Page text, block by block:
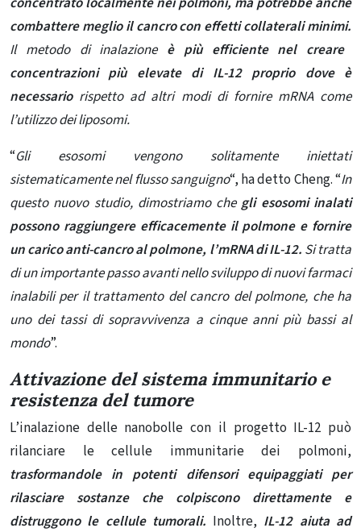
combattere meglio il cancro con effetti collaterali minimi.
Il metodo di inalazione è più efficiente nel creare
concentrazioni più elevate di IL-12 proprio dove è
necessariorispetto ad altri modi di fornire mRNA come
l’utilizzo dei liposomi.
“Gli esosomi vengono solitamente iniettati
sistematicamente nel flusso sanguigno“, ha detto Cheng. “In
questo nuovo studio, dimostriamo chegli esosomi inalati
possono raggiungere efficacemente il polmone e fornire
un carico anti-cancro al polmone, l’mRNA di IL-12. Si tratta
di un importante passo avanti nello sviluppo di nuovi farmaci
inalabili per il trattamento del cancro del polmone, che ha
uno dei tassi di sopravvivenza a cinque anni più bassi al
mondo”.
Attivazione del sistema immunitario e
resistenza del tumore
L’inalazione delle nanobolle con il progetto IL-12 può
rilanciare le cellule immunitarie dei polmoni,
trasformandole in potenti difensori equipaggiati per
rilasciare sostanze che colpiscono direttamente e
distruggono le cellule tumorali. Inoltre, IL-12 aiuta ad